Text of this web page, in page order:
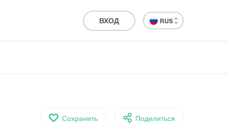
ВХОД RUS
Сохранить Поделиться